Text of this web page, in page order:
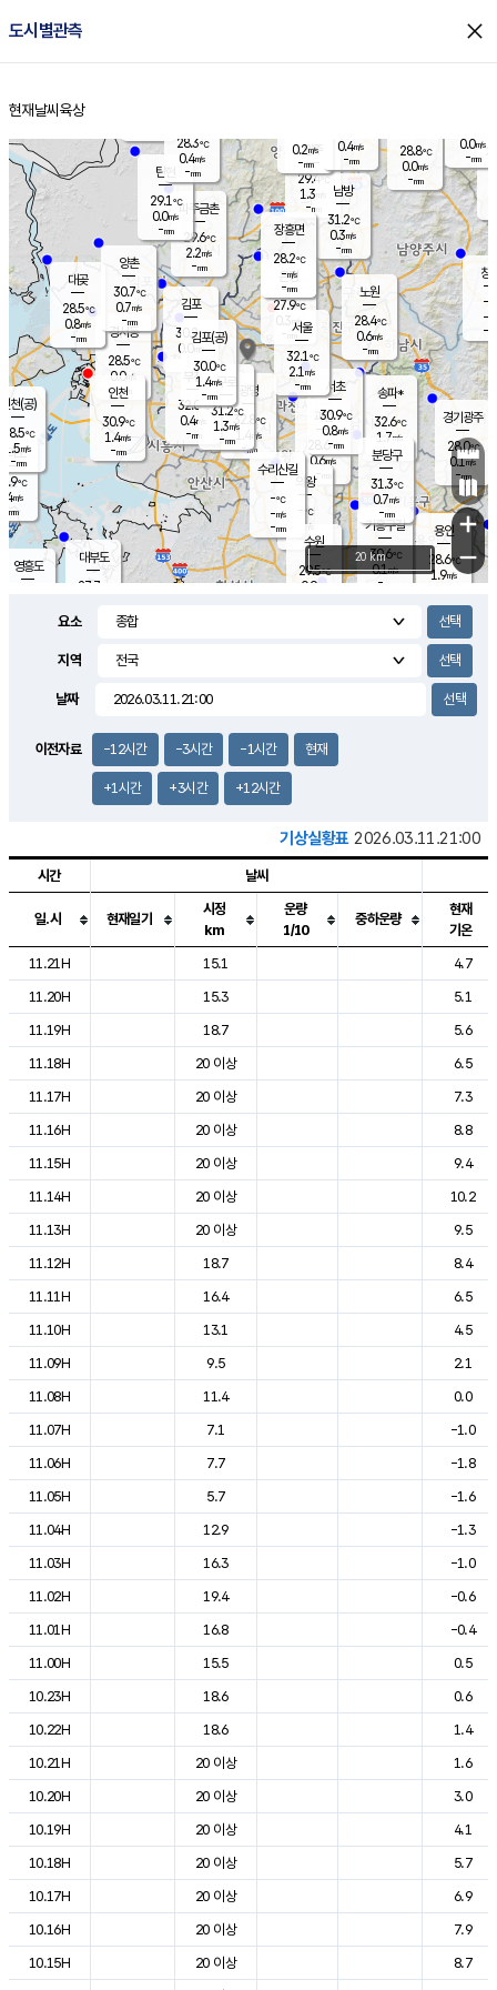
도시별관측 close
홈
현재날씨 육상
의도
℃
m/s
mm
영흥도
양주
29.4℃
1.3
-mm
과천
28.6℃
0.6m/s
- mm
용인
28.6℃
1.9m/s
경기광주
28.0℃
0.1m/s
-mm
0.4m/s
대부도
27.7
경서동
28.5℃
0.0m/s
-mm
파주금촌
29.6℃
2.2m/s
-mm
28.8℃
0.0m/s
-mm
대곶
28.5℃
0.8m/s
-mm
창
-
-m/
-
탄현
29.1℃
0.0m/s
-mm
0.0m/s
-mm
의왕
- ℃
m/s
mm
김포
30.2℃
0.0 m/s
mm
광명
32.8 ℃
1.4 m/s
-mm
부천
32.0℃
0.4m/s
-mm
양촌
30.7℃
0.7m/s
-mm
구로
31.2℃
1.3m/s
-mm
은평
27.9℃
0.3 m/s
- mm
노원
28.4℃
0.6m/s
-mm
송파*
32.6℃
1.7m/s
-mm
서초
30.9℃
0.8m/s
-mm
남방
31.2℃
0.3m/s
-mm
기흥구갈
30.6℃
0.1m/s
-
수리산길
-℃
-m/s
-mm
분당구
31.3℃
0.7m/s
-mm
장흥면
28.2℃
-m/s
-mm
0.2m/s
-mm
인천(공)
28.5℃
1.5m/s
-mm
김포(공)
30.0℃
1.4m/s
-mm
수원
29.5℃
0.9m/s
인천
30.9℃
1.4m/s
-mm
서울
32.1℃
2.1 m/s
-mm
28.3℃
0.4m/s
-mm
0.4m/s
-mm
+
−
20 km
요소
지역
날짜
이전자료 -12시간 -3시간 -1시간 현재
+1시간 +3시간 +12시간
기상실황표 2026.03.11.21:00
도시별 기상실황표로 지점, 날씨, 기온, 강수, 바람, 기압등을 안내한 표입
시간 날씨
일.시 현재일기
시정
km
운량
1/10
중하운량
현재
기온
11.21H
15.1
4.7
11.20H
15.3
5.1
11.19H
18.7
5.6
11.18H
20 이상
6.5
11.17H
20 이상
7.3
11.16H
20 이상
8.8
11.15H
20 이상
9.4
11.14H
20 이상
10.2
11.13H
20 이상
9.5
11.12H
18.7
8.4
11.11H
16.4
6.5
11.10H
13.1
4.5
11.09H
9.5
2.1
11.08H
11.4
0.0
11.07H
7.1
-1.0
11.06H
7.7
-1.8
11.05H
5.7
-1.6
11.04H
12.9
-1.3
11.03H
16.3
-1.0
11.02H
19.4
-0.6
11.01H
16.8
-0.4
11.00H
15.5
0.5
10.23H
18.6
0.6
10.22H
18.6
1.4
10.21H
20 이상
1.6
10.20H
20 이상
3.0
10.19H
20 이상
4.1
10.18H
20 이상
5.7
10.17H
20 이상
6.9
10.16H
20 이상
7.9
10.15H
20 이상
8.7